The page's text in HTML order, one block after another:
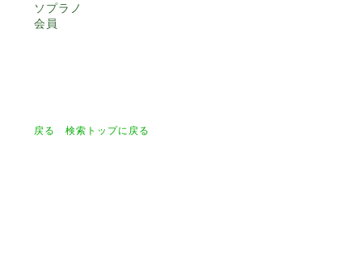
ソプラノ
会員
戻る 検索トップに戻る